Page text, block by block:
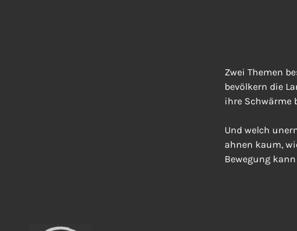
Zwei Themen
bevölkern die
ihre Schwärme
Und welch
ahnen kaum,
Bewegung